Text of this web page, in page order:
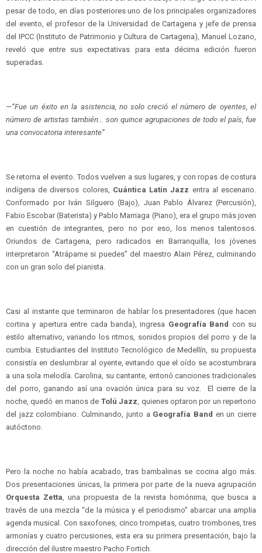
pesar de todo, en días posteriores uno de los principales organizadores
del evento, el profesor de la Universidad de Cartagena y jefe de prensa
del IPCC (Instituto de Patrimonio y Cultura de Cartagena), Manuel Lozano,
reveló que entre sus expectativas para esta décima edición fueron
superadas.
—“Fue un éxito en la asistencia, no solo creció el número de oyentes, el
número de artistas también… son quince agrupaciones de todo el país, fue
una convocatoria interesante”
Se retoma el evento. Todos vuelven a sus lugares, y con ropas de costura
indígena de diversos colores, Cuántica Latín Jazz entra al escenario.
Conformado por Iván Silguero (Bajo), Juan Pablo Álvarez (Percusión),
Fabio Escobar (Baterista) y Pablo Marriaga (Piano), era el grupo más joven
en cuestión de integrantes, pero no por eso, los menos talentosos.
Oriundos de Cartagena, pero radicados en Barranquilla, los jóvenes
interpretaron “Atrápame si puedes” del maestro Alain Pérez, culminando
con un gran solo del pianista.
Casi al instante que terminaron de hablar los presentadores (que hacen
cortina y apertura entre cada banda), ingresa Geografía Band con su
estilo alternativo, variando los ritmos, sonidos propios del porro y de la
cumbia. Estudiantes del Instituto Tecnológico de Medellín, su propuesta
consistía en deslumbrar al oyente, evitando que el oído se acostumbrara
a una sola melodía. Carolina, su cantante, entonó canciones tradicionales
del porro, ganando así una ovación única para su voz.
El cierre de la
noche, quedó en manos de Tolú Jazz, quienes optaron por un repertorio
del jazz colombiano. Culminando, junto a Geografía Band en un cierre
autóctono.
Pero la noche no había acabado, tras bambalinas se cocina algo más.
Dos presentaciones únicas, la primera por parte de la nueva agrupación
Orquesta Zetta, una propuesta de la revista homónima, que busca a
través de una mezcla “de la música y el periodismo” abarcar una amplia
agenda musical. Con saxofones, cinco trompetas, cuatro trombones, tres
armonías y cuatro percusiones, esta era su primera presentación, bajo la
dirección del ilustre maestro Pacho Fortich.